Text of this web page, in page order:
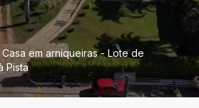
em arniqueiras - Lote de
Pista